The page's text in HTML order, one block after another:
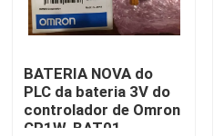
Sobre nós
Excursão da fábrica
Controle da qualidade
BATERIA NOVA do
PLC da bateria 3V do
controlador de Omron
CP1W-BAT01